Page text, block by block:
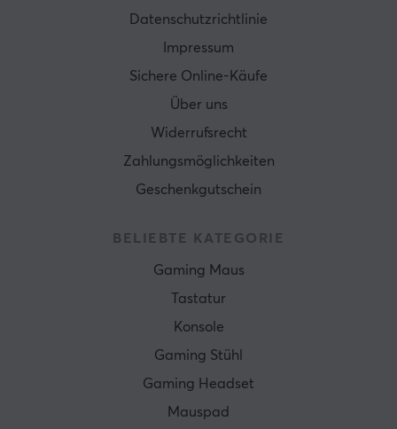
Datenschutzrichtlinie
Impressum
Sichere Online-Käufe
Über uns
Widerrufsrecht
Zahlungsmöglichkeiten
Geschenkgutschein
BELIEBTE KATEGORIE
Gaming Maus
Tastatur
Konsole
Gaming Stühl
Gaming Headset
Mauspad